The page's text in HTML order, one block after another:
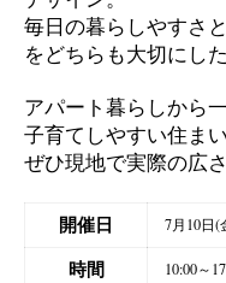
毎日の暮らしやすさ
をどちらも大切にし
アパート暮らしから
子育てしやすい住ま
ぜひ現地で実際の広
開催日 7月10日(
時間 10:00～